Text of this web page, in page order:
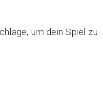
um dein Spiel zu